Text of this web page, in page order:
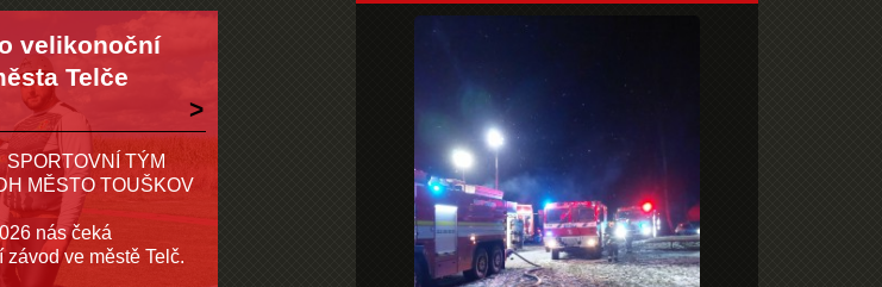
velikonoční
Telče
SPORTOVNÍ TÝM
MĚSTO TOUŠKOV
nás čeká
závod ve městě Telč.